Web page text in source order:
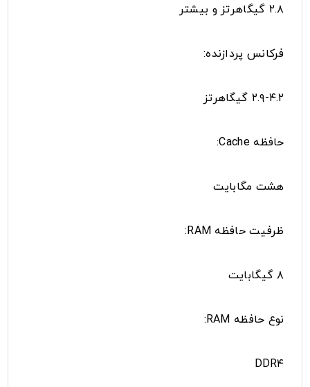
۲.۸ گیگاهرتز و بیشتر
فرکانس پردازنده:
۲.۹-۴.۲ گیگاهرتز
حافظه Cache:
هشت مگابایت
ظرفیت حافظه RAM:
۸ گیگابایت
نوع حافظه RAM:
DDR۴